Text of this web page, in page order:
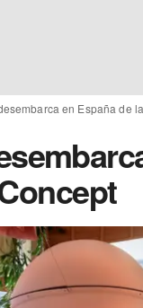
en España de